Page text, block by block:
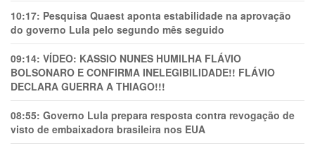
10:17: Pesquisa Quaest aponta estabilidade na aprovação
do governo Lula pelo segundo mês seguido
09:14: VÍDEO: KASSIO NUNES HUMlLHA FLÁVIO
BOLSONARO E CONFIRMA INELEGIBILIDADE!! FLÁVIO
DECLARA GUERRA A THIAGO!!!
08:55: Governo Lula prepara resposta contra revogação de
visto de embaixadora brasileira nos EUA